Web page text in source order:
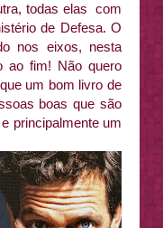
todas elas com
de Defesa. O
nos eixos, nesta
ao fim! Não quero
um bom livro de
boas que são
principalmente um